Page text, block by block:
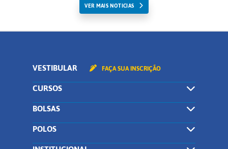
VER MAIS NOTICIAS
VESTIBULAR FAÇA SUA INSCRIÇÃO
CURSOS
BOLSAS
POLOS